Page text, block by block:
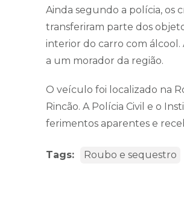
Ainda segundo a polícia, os
transferiram parte dos
interior do carro com
a um morador da região.
O veículo foi localizado na
Rincão. A Polícia Civil e o
ferimentos aparentes e
Tags: Roubo e sequestro